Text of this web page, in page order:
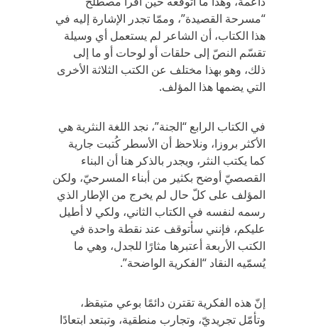
“مسرحة القصيدة”، وممّا تجدر الإشارة إليه في
هذا الكتاب، أن الشاعر لم يستعمل أي وسيلة
تقسّم النصّ إلى حلقات أو لوحات أو ما إلى
ذلك، وهو بهذا مختلف عن الكتب الثلاثة الأخرى
التي يضمها هذا المؤلف.
في الكتاب الرابع “الجنة”، نجد اللغة النثرية هي
الأكثر بروزا، ونلاحظ أن الأسطر كُتبت جارية
كما يكتب النثر، ويجدر بالذكر هنا أن البناء
القصصيّ أوضح بكثير من أبناء المسرحيّ، ولكن
المؤلف على كلّ حال لم يخرج من الإطار الذي
رسمه لنفسه في الكتاب الثاني، ولكي لا أطيل
عليكم، فإنني سأتوقف عند نقطة واحدة في
الكتب الأربعة أعتبرها مثارًا للجدل، وهي ما
يُسمّيه النقاد “الفكرية الواضحة”.
إنّ هذه الفكرية تقترن دائمًا بوعي متيقظ،
وتأمّل تجريديّ، وتجارب منطقية، وتبتعد ابتعادًا